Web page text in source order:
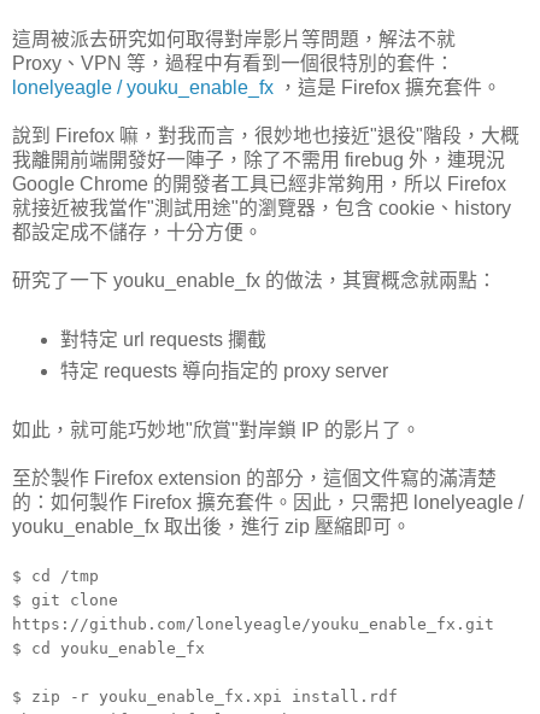
這周被派去研究如何取得對岸影片等問題，解法不就
Proxy、VPN 等，過程中有看到一個很特別的套件：
lonelyeagle / youku_enable_fx ，這是 Firefox 擴充套件。
說到 Firefox 嘛，對我而言，很妙地也接近"退役"階段，大概
我離開前端開發好一陣子，除了不需用 firebug 外，連現況
Google Chrome 的開發者工具已經非常夠用，所以 Firefox
就接近被我當作"測試用途"的瀏覽器，包含 cookie、history
都設定成不儲存，十分方便。
研究了一下 youku_enable_fx 的做法，其實概念就兩點：
對特定 url requests 攔截
特定 requests 導向指定的 proxy server
如此，就可能巧妙地"欣賞"對岸鎖 IP 的影片了。
至於製作 Firefox extension 的部分，這個文件寫的滿清楚
的：如何製作 Firefox 擴充套件。因此，只需把 lonelyeagle /
youku_enable_fx 取出後，進行 zip 壓縮即可。
$ cd /tmp
$ git clone
https://github.com/lonelyeagle/youku_enable_fx.git
$ cd youku_enable_fx
$ zip -r youku_enable_fx.xpi install.rdf